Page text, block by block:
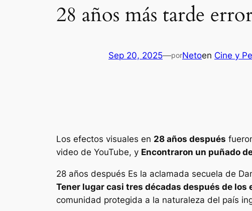
28 años más tarde
Sep 20, 2025—porNetoen Cine y
Los efectos visuales en 28 años después
video de YouTube, y Encontraron un puñado
28 años después Es la aclamada secuela de
Tener lugar casi tres décadas después de los
comunidad protegida a la naturaleza del país